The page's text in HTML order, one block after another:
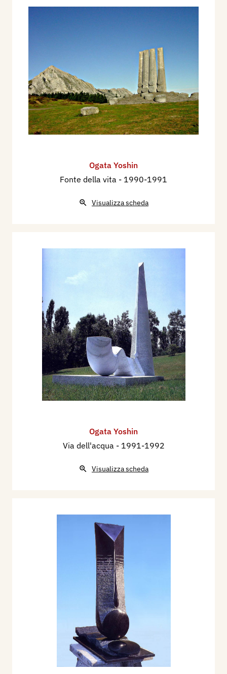
Ogata Yoshin
Fonte della vita - 1990-1991
Visualizza scheda
Ogata Yoshin
Via dell'acqua - 1991-1992
Visualizza scheda